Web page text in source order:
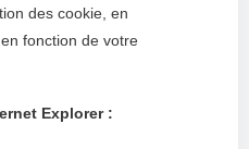
des cookie, en
fonction de votre
Explorer :